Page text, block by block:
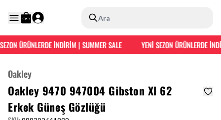
Ara
ÜRÜNLERDE İNDİRİM | SUMMER SALE YENİ SEZON ÜRÜNLERDE
Oakley
Oakley 9470 947004 Gibston Xl 62
Erkek Güneş Gözlüğü